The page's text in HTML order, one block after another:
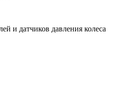
и датчиков давления колеса